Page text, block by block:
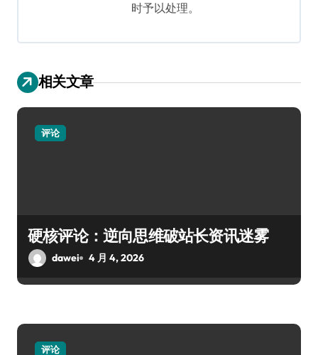
时予以处理。
相关文章
评论
硬核评论：逆向思维破站长资讯迷雾
dawei 4 月 4, 2026
评论